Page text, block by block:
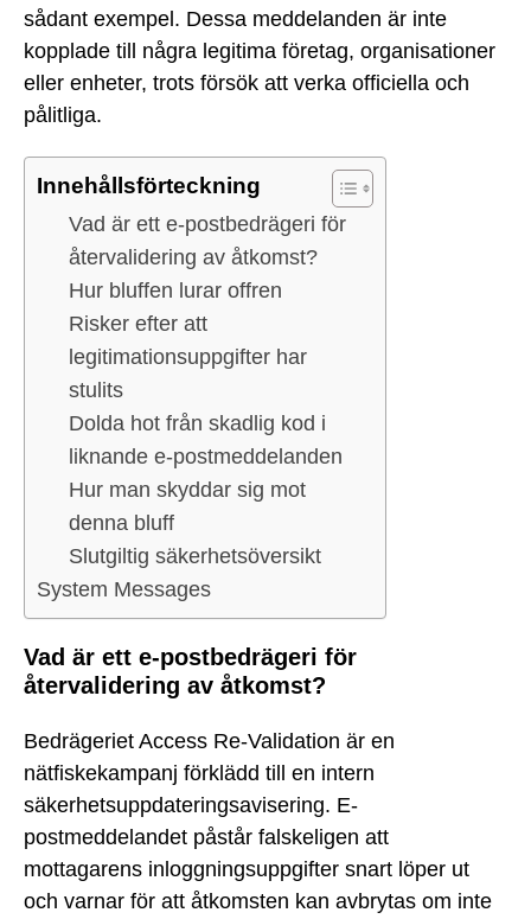
sådant exempel. Dessa meddelanden är inte
kopplade till några legitima företag, organisationer
eller enheter, trots försök att verka officiella och
pålitliga.
Innehållsförteckning
Vad är ett e-postbedrägeri för
återvalidering av åtkomst?
Hur bluffen lurar offren
Risker efter att
legitimationsuppgifter har
stulits
Dolda hot från skadlig kod i
liknande e-postmeddelanden
Hur man skyddar sig mot
denna bluff
Slutgiltig säkerhetsöversikt
System Messages
Vad är ett e-postbedrägeri för
återvalidering av åtkomst?
Bedrägeriet Access Re-Validation är en
nätfiskekampanj förklädd till en intern
säkerhetsuppdateringsavisering. E-
postmeddelandet påstår falskeligen att
mottagarens inloggningsuppgifter snart löper ut
och varnar för att åtkomsten kan avbrytas om inte